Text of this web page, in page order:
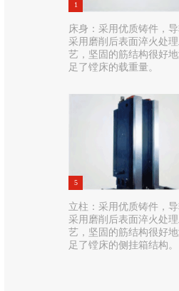
1
床身：采用优质铸件，
采用磨削后表面淬火处
艺，坚固的筋结构很好
足了镗床的载重量。
5
立柱：采用优质铸件，
采用磨削后表面淬火处
艺，坚固的筋结构很好
足了镗床的侧挂箱结构。